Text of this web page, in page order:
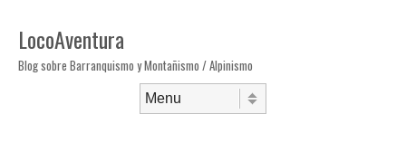
LocoAventura
Blog sobre Barranquismo y Montañismo / Alpinismo